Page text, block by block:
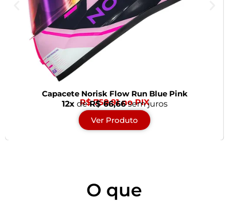
Capacete Norisk Flow Run Blue Pink
R$ 759,91 no PIX
12xdeR$ 66,66sem juros
Ver Produto
O que